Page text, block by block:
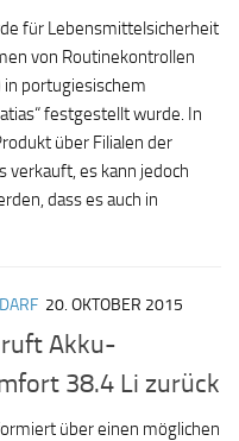
für Lebensmittelsicherheit
von Routinekontrollen
portugiesischem
festgestellt wurde. In
über Filialen der
verkauft, es kann jedoch
dass es auch in
20. OKTOBER 2015
Akku-
38.4 Li zurück
über einen möglichen